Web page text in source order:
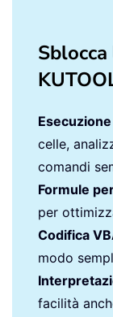
celle,
comandi
Formule
per
Codifica
modo
facilità